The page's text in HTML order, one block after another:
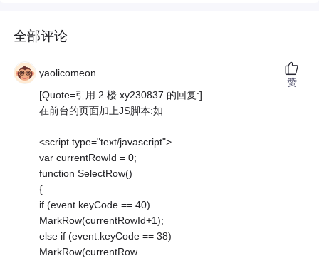
全部评论
yaolicomeon
[Quote=引用 2 楼 xy230837 的回复:]
在前台的页面加上JS脚本:如
<script type="text/javascript">
var currentRowId = 0;
function SelectRow()
{
if (event.keyCode == 40)
MarkRow(currentRowId+1);
else if (event.keyCode == 38)
MarkRow(currentRow……
赞